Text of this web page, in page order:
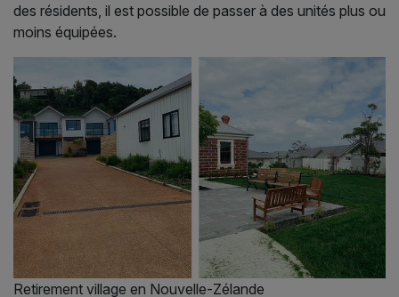
des résidents, il est possible de passer à des unités plus ou
moins équipées.
Retirement village en Nouvelle-Zélande